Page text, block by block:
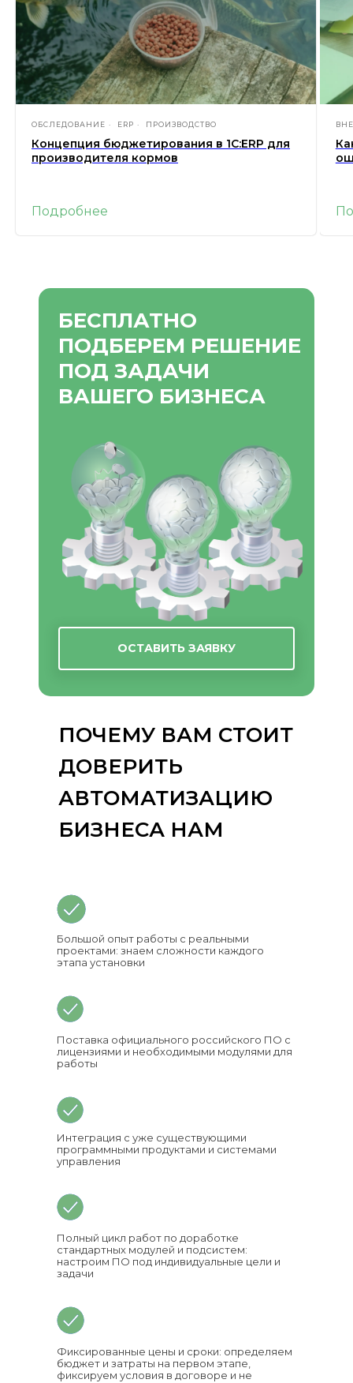
ОБСЛЕДОВАНИЕ ERP ПРОИЗВОДСТВО
Концепция бюджетирования в 1С:ERP для
производителя кормов
Подробнее
БЕСПЛАТНО
ПОДБЕРЕМ РЕШЕНИЕ
ПОД ЗАДАЧИ
ВАШЕГО БИЗНЕСА
ОСТАВИТЬ ЗАЯВКУ
Большой опыт работы с реальными
проектами: знаем сложности каждого
этапа установки
Фиксированные цены и сроки: определяем
бюджет и затраты на первом этапе,
фиксируем условия в договоре и не
Интеграция с уже существующими
программными продуктами и системами
управления
Поставка официального российского ПО с
лицензиями и необходимыми модулями для
работы
Полный цикл работ по доработке
стандартных модулей и подсистем:
настроим ПО под индивидуальные цели и
задачи
ПОЧЕМУ ВАМ СТОИТ
ДОВЕРИТЬ
АВТОМАТИЗАЦИЮ
БИЗНЕСА НАМ